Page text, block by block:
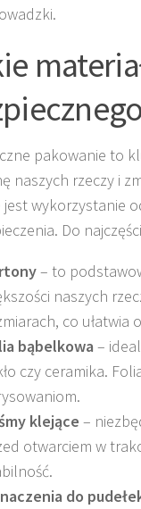
pakowanie to
naszych rzeczy i
wykorzystanie
Do
– to
naszych
co ułatwia
bąbelkowa –
czy ceramika.
klejące –
otwarciem w
do